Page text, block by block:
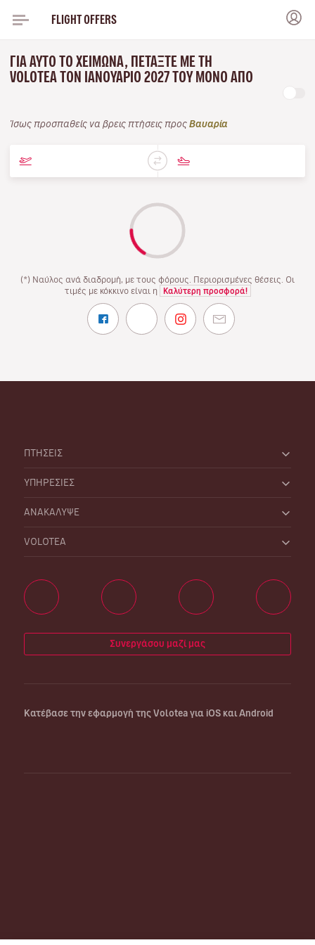
FLIGHT OFFERS
ΓΙΑ ΑΥΤΌ ΤΟ ΧΕΙΜΏΝΑ, ΠΕΤΆΞΤΕ ΜΕ ΤΗ
VOLOTEA ΤΟΝ ΙΑΝΟΥΆΡΙΟ 2027 ΤΟΥ ΜΌΝΟ ΑΠΌ
Ίσως προσπαθείς να βρεις πτήσεις προς Βαυαρία
(*) Ναύλος ανά διαδρομή, με τους φόρους. Περιορισμένες θέσεις. Οι
τιμές με κόκκινο είναι η
Καλύτερη προσφορά!
ΠΤΗΣΕΙΣ
ΥΠΗΡΕΣΙΕΣ
ΑΝΑΚΑΛΥΨΕ
VOLOTEA
Συνεργάσου μαζί μας
Κατέβασε την εφαρμογή της Volotea για iOS και Android